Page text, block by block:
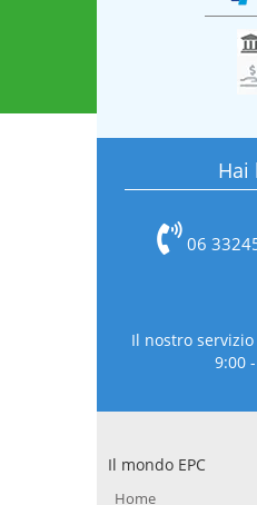
Hai
06
Il nostro
9:00
Il mondo EPC
Home